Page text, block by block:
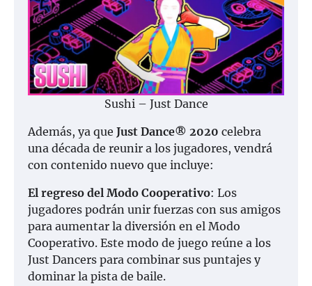
Sushi – Just Dance
Además, ya que Just Dance® 2020 celebra
una década de reunir a los jugadores, vendrá
con contenido nuevo que incluye:
El regreso del Modo Cooperativo: Los
jugadores podrán unir fuerzas con sus amigos
para aumentar la diversión en el Modo
Cooperativo. Este modo de juego reúne a los
Just Dancers para combinar sus puntajes y
dominar la pista de baile.